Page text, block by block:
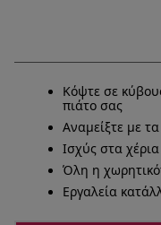
Κόψτε σε
πιάτο σας
Αναμείξτε με
Ισχύς στα
Όλη η
Εργαλεία